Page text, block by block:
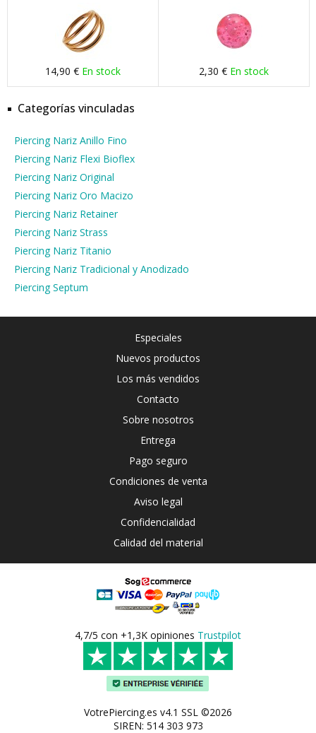
14,90 € En stock 2,30 € En stock
Categorías vinculadas
Piercing Nariz Anillo Fino
Piercing Nariz Flexi Bioflex
Piercing Nariz Original
Piercing Nariz Oro Macizo
Piercing Nariz Retainer
Piercing Nariz Strass
Piercing Nariz Titanio
Piercing Nariz Tradicional y Anodizado
Piercing Septum
Especiales
Nuevos productos
Los más vendidos
Contacto
Sobre nosotros
Entrega
Pago seguro
Condiciones de venta
Aviso legal
Confidencialidad
Calidad del material
4,7/5 con +1,3K opiniones Trustpilot
VotrePiercing.es v4.1 SSL ©2026
SIREN: 514 303 973